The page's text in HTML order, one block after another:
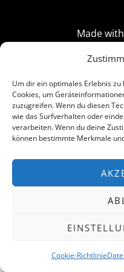
Um dir ein optimales Erlebnis
Cookies, um
zuzugreifen. Wenn du diesen
wie das Surfverhalten oder
verarbeiten. Wenn du deine
können bestimmte Merkmale
Cookie-Richtlinie
Made with